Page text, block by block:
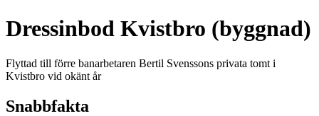
Dressinbod Kvistbro (byggnad)
Flyttad till förre banarbetaren Bertil Svenssons privata tomt i
Kvistbro vid okänt år
Snabbfakta